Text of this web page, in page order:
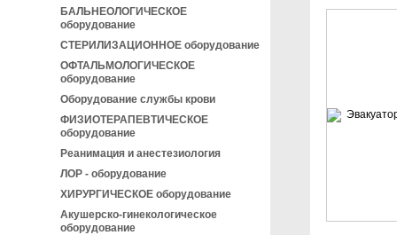
БАЛЬНЕОЛОГИЧЕСКОЕ
оборудование
СТЕРИЛИЗАЦИОННОЕ оборудование
ОФТАЛЬМОЛОГИЧЕСКОЕ
оборудование
Оборудование службы крови
ФИЗИОТЕРАПЕВТИЧЕСКОЕ
оборудование
Реанимация и анестезиология
ЛОР - оборудование
ХИРУРГИЧЕСКОЕ оборудование
Акушерско-гинекологическое
оборудование